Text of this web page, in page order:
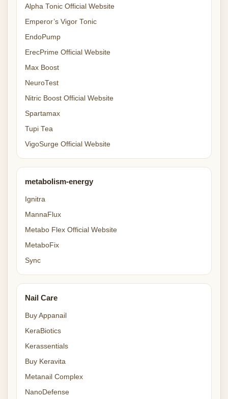
Alpha Tonic Official Website
Emperor’s Vigor Tonic
EndoPump
ErecPrime Official Website
Max Boost
NeuroTest
Nitric Boost Official Website
Spartamax
Tupi Tea
VigoSurge Official Website
metabolism-energy
Ignitra
MannaFlux
Metabo Flex Official Website
MetaboFix
Sync
Nail Care
Buy Appanail
KeraBiotics
Kerassentials
Buy Keravita
Metanail Complex
NanoDefense